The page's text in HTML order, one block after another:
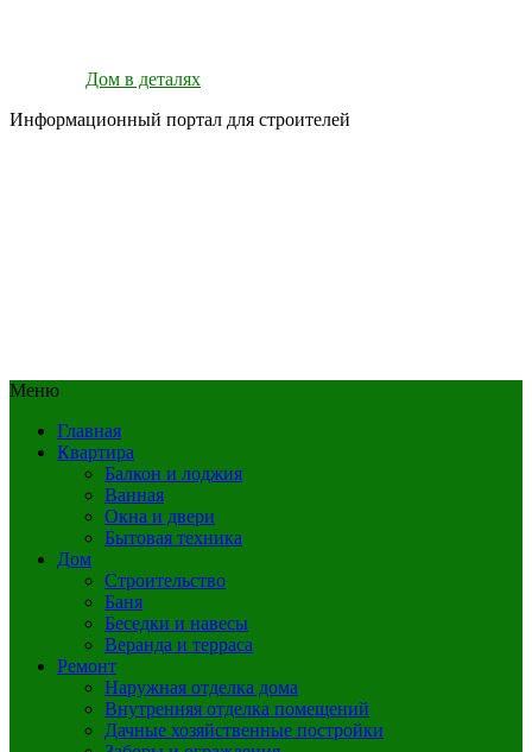
Дом в деталях
Информационный портал для строителей
Меню
Главная
Квартира
Балкон и лоджия
Ванная
Окна и двери
Бытовая техника
Дом
Строительство
Баня
Беседки и навесы
Веранда и терраса
Ремонт
Наружная отделка дома
Внутренняя отделка помещений
Дачные хозяйственные постройки